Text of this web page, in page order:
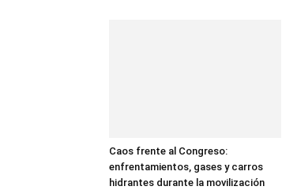
Caos frente al Congreso:
enfrentamientos, gases y carros
hidrantes durante la movilización